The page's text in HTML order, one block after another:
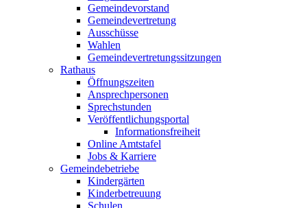
Gemeindevorstand
Gemeindevertretung
Ausschüsse
Wahlen
Gemeindevertretungssitzungen
Rathaus
Öffnungszeiten
Ansprechpersonen
Sprechstunden
Veröffentlichungsportal
Informationsfreiheit
Online Amtstafel
Jobs & Karriere
Gemeindebetriebe
Kindergärten
Kinderbetreuung
Schulen